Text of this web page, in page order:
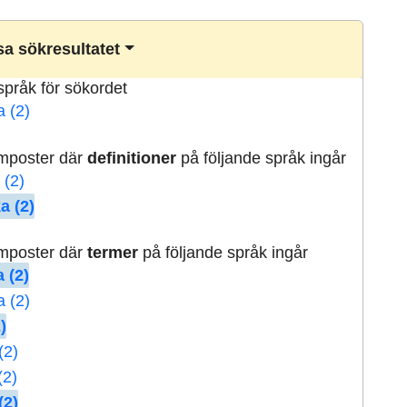
sökresultatet
för sökordet
(2)
därdefinitioner på följande språk ingår
(2)
(2)
därtermer på följande språk ingår
(2)
(2)